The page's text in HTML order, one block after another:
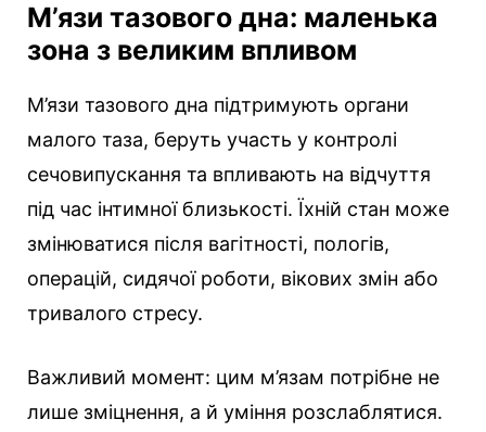
М’язи тазового дна: маленька
зона з великим впливом
М’язи тазового дна підтримують органи
малого таза, беруть участь у контролі
сечовипускання та впливають на відчуття
під час інтимної близькості. Їхній стан може
змінюватися після вагітності, пологів,
операцій, сидячої роботи, вікових змін або
тривалого стресу.
Важливий момент: цим м’язам потрібне не
лише зміцнення, а й уміння розслаблятися.